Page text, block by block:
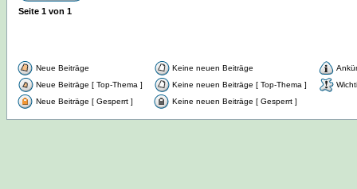
Seite 1 von 1
Neue Beiträge Keine neuen Beiträge
Neue Beiträge [ Top-Thema ]
Keine neuen Beiträge [ Top-Thema ]
Neue Beiträge [ Gesperrt ]
Keine neuen Beiträge [ Gesperrt ]